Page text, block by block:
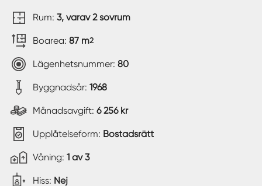
Rum: 3, varav 2 sovrum
Boarea: 87 m2
Lägenhetsnummer: 80
Byggnadsår: 1968
Månadsavgift: 6 256 kr
Upplåtelseform: Bostadsrätt
Våning: 1 av 3
Hiss: Nej